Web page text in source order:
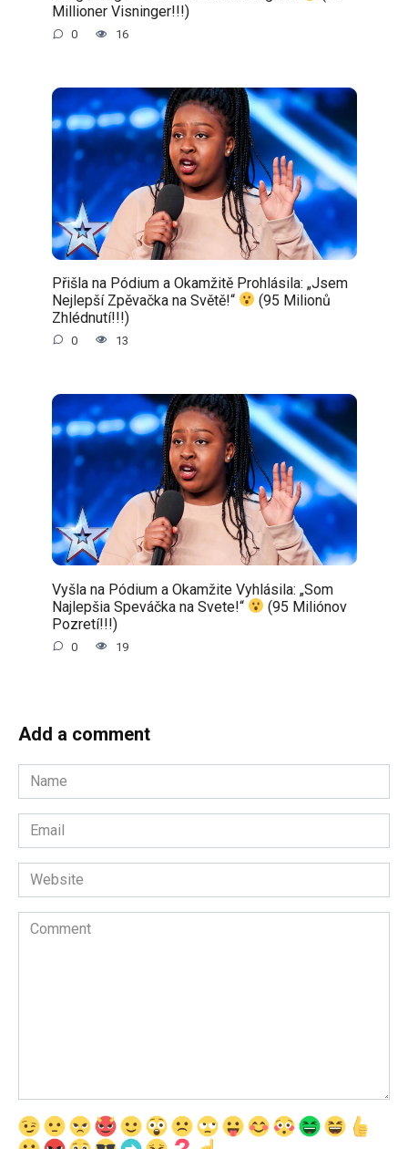
Millioner Visninger!!!)
0 16
Přišla na Pódium a Okamžitě Prohlásila: „Jsem
Nejlepší Zpěvačka na Světě!“
(95 Milionů
Zhlédnutí!!!)
0 13
Vyšla na Pódium a Okamžite Vyhlásila: „Som
Najlepšia Speváčka na Svete!“
(95 Miliónov
Pozretí!!!)
0 19
Add a comment
Name
*
Email
*
Website
Comment